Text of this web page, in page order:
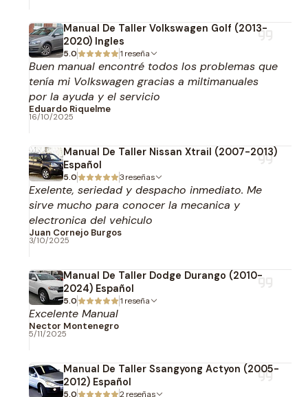
Manual De Taller Volkswagen Golf (2013-
2020) Ingles
5.0 1 reseña
Buen manual encontré todos los problemas que
tenía mi Volkswagen gracias a miltimanuales
por la ayuda y el servicio
Eduardo Riquelme
16/10/2025
Manual De Taller Nissan Xtrail (2007-2013)
Español
5.0 3 reseñas
Exelente, seriedad y despacho inmediato. Me
sirve mucho para conocer la mecanica y
electronica del vehiculo
Juan Cornejo Burgos
3/10/2025
Manual De Taller Dodge Durango (2010-
2024) Español
5.0 1 reseña
Excelente Manual
Nector Montenegro
5/11/2025
Manual De Taller Ssangyong Actyon (2005-
2012) Español
5.0 2 reseñas